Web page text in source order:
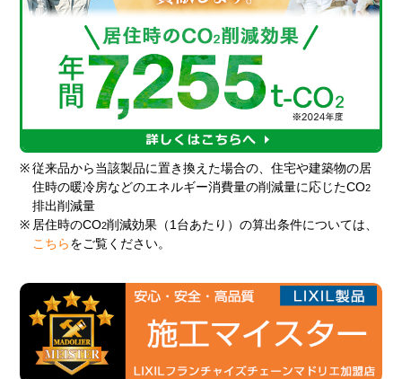
※ 従来品から当該製品に置き換えた場合の、住宅や建築物の居
住時の暖冷房などのエネルギー消費量の削減量に応じたCO2
排出削減量
※ 居住時のCO2削減効果（1台あたり）の算出条件については、
こちら をご覧ください。